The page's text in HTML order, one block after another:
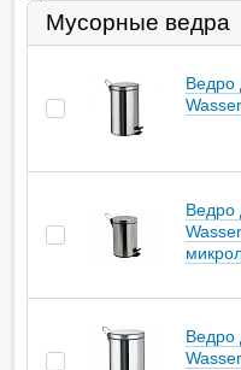
Мусорные ведра
Ведро
Ведро
Ведро